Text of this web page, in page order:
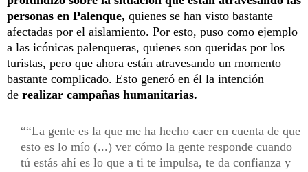
personas en Palenque, quienes se han visto bastante
afectadas por el aislamiento. Por esto, puso como ejemplo
a las icónicas palenqueras, quienes son queridas por los
turistas, pero que ahora están atravesando un momento
bastante complicado. Esto generó en él la intención
de realizar campañas humanitarias.
“La gente es la que me ha hecho caer en cuenta de que
esto es lo mío (...) ver cómo la gente responde cuando
tú estás ahí es lo que a ti te impulsa, te da confianza y